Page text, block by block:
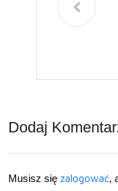
Dodaj
Musisz się zalogować,